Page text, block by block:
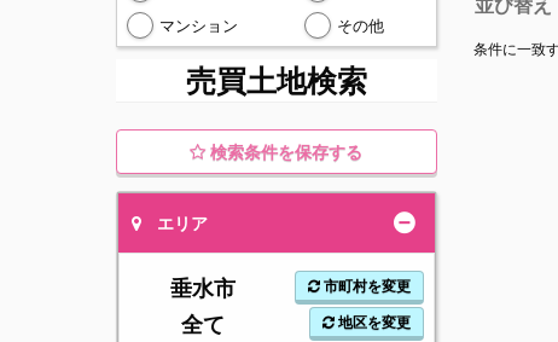
マンション
その他
売買土地検索
検索条件を保存する
エリア
垂水市 市町村を変更
全て 地区を変更
条件に一致